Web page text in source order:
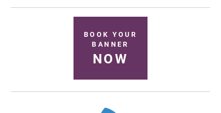
BOOK YOUR
BANNER
NOW